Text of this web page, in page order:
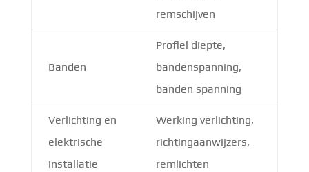
remschijven
Banden
Profiel diepte,
bandenspanning,
banden spanning
Verlichting en
elektrische
installatie
Werking verlichting,
richtingaanwijzers,
remlichten